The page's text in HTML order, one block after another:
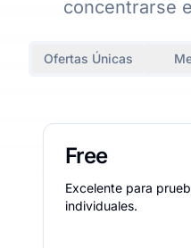
concentrarse
Ofertas Únicas
Free
Excelente para
individuales.